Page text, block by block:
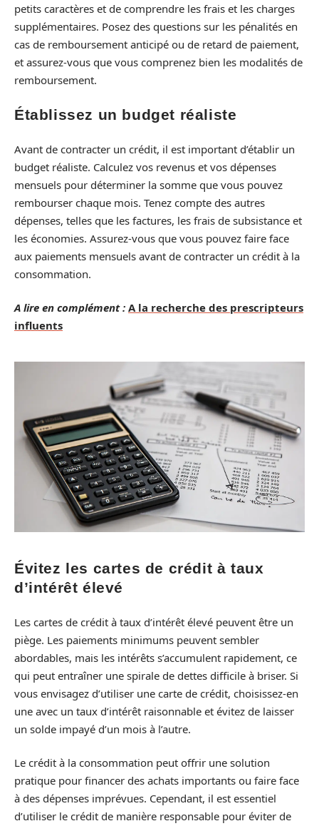
petits caractères et de comprendre les frais et les charges
supplémentaires. Posez des questions sur les pénalités en
cas de remboursement anticipé ou de retard de paiement,
et assurez-vous que vous comprenez bien les modalités de
remboursement.
Établissez un budget réaliste
Avant de contracter un crédit, il est important d’établir un
budget réaliste. Calculez vos revenus et vos dépenses
mensuels pour déterminer la somme que vous pouvez
rembourser chaque mois. Tenez compte des autres
dépenses, telles que les factures, les frais de subsistance et
les économies. Assurez-vous que vous pouvez faire face
aux paiements mensuels avant de contracter un crédit à la
consommation.
A lire en complément : A la recherche des prescripteurs
influents
Évitez les cartes de crédit à taux
d’intérêt élevé
Les cartes de crédit à taux d’intérêt élevé peuvent être un
piège. Les paiements minimums peuvent sembler
abordables, mais les intérêts s’accumulent rapidement, ce
qui peut entraîner une spirale de dettes difficile à briser. Si
vous envisagez d’utiliser une carte de crédit, choisissez-en
une avec un taux d’intérêt raisonnable et évitez de laisser
un solde impayé d’un mois à l’autre.
Le crédit à la consommation peut offrir une solution
pratique pour financer des achats importants ou faire face
à des dépenses imprévues. Cependant, il est essentiel
d’utiliser le crédit de manière responsable pour éviter de